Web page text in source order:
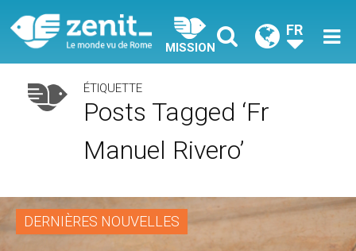
MISSION
FR
ÉTIQUETTE
Posts Tagged ‘Fr
Manuel Rivero’
DERNIÈRES NOUVELLES